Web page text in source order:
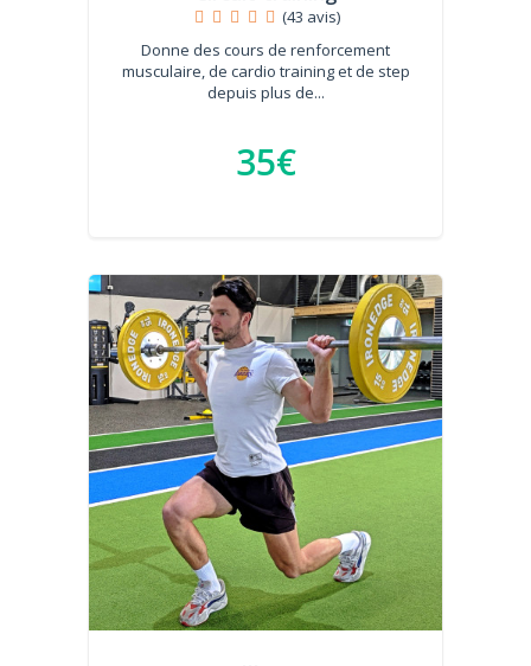
(43 avis)
Donne des cours de renforcement
musculaire, de cardio training et de step
depuis plus de...
35€